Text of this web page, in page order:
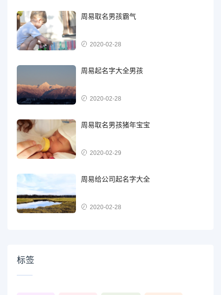
周易取名男孩霸气
2020-02-28
周易起名字大全男孩
2020-02-28
周易取名男孩猪年宝宝
2020-02-29
周易给公司起名字大全
2020-02-28
标签